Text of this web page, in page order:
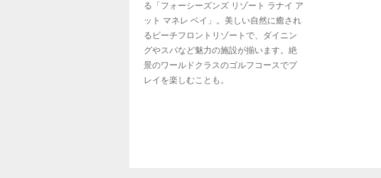
る「フォーシーズンズ リゾート ラナイ ア
ット マネレ ベイ」。美しい自然に癒され
るビーチフロントリゾートで、ダイニン
グやスパなど魅力の施設が揃います。絶
景のワールドクラスのゴルフコースでプ
レイを楽しむことも。